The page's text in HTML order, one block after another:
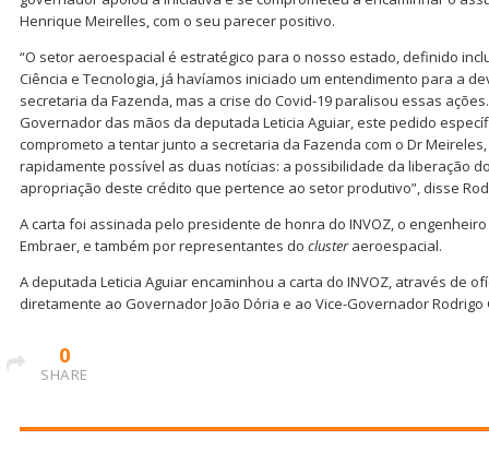
Henrique Meirelles, com o seu parecer positivo.
“O setor aeroespacial é estratégico para o nosso estado, definido
Ciência e Tecnologia, já havíamos iniciado um entendimento para a
secretaria da Fazenda, mas a crise do Covid-19 paralisou essas
Governador das mãos da deputada Leticia Aguiar, este pedido
comprometo a tentar junto a secretaria da Fazenda com o Dr
rapidamente possível as duas notícias: a possibilidade da liberação
apropriação deste crédito que pertence ao setor produtivo”, disse
A carta foi assinada pelo presidente de honra do INVOZ, o
Embraer, e também por representantes do clusteraeroespacial.
A deputada Leticia Aguiar encaminhou a carta do INVOZ, através de
diretamente ao Governador João Dória e ao Vice-Governador Rodrigo
0
SHARE